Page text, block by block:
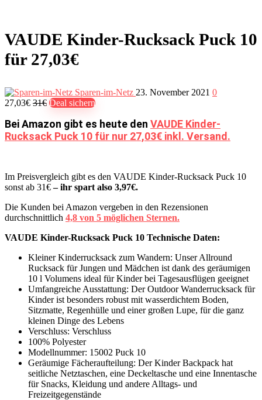
VAUDE Kinder-Rucksack Puck 10
für 27,03€
Sparen-im-Netz 23. November 2021 0
27,03€ 31€ Deal sichern
Bei Amazon gibt es heute den VAUDE Kinder-
Rucksack Puck 10 für nur 27,03€ inkl. Versand.
Im Preisvergleich gibt es den VAUDE Kinder-Rucksack Puck 10
sonst ab 31€– ihr spart also 3,97€.
Die Kunden bei Amazon vergeben in den Rezensionen
durchschnittlich 4,8 von 5 möglichen Sternen.
VAUDE Kinder-Rucksack Puck 10 Technische Daten:
Kleiner Kinderrucksack zum Wandern: Unser Allround
Rucksack für Jungen und Mädchen ist dank des geräumigen
10 l Volumens ideal für Kinder bei Tagesausflügen geeignet
Umfangreiche Ausstattung: Der Outdoor Wanderrucksack für
Kinder ist besonders robust mit wasserdichtem Boden,
Sitzmatte, Regenhülle und einer großen Lupe, für die ganz
kleinen Dinge des Lebens
Verschluss: Verschluss
100% Polyester
Modellnummer: 15002 Puck 10
Geräumige Fächeraufteilung: Der Kinder Backpack hat
seitliche Netztaschen, eine Deckeltasche und eine Innentasche
für Snacks, Kleidung und andere Alltags- und
Freizeitgegenstände